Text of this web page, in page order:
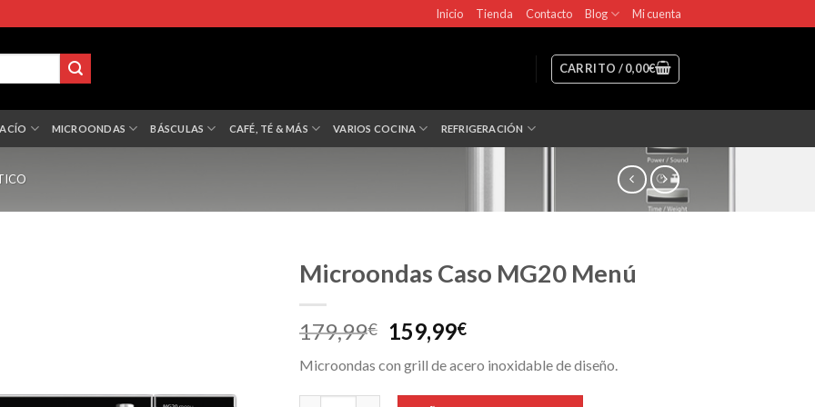
Inicio Tienda Contacto Blog Mi cuenta
CARRITO /0,00€
MICROONDAS BÁSCULAS CAFÉ, TÉ & MÁS VARIOS COCINA REFRIGERACIÓN
Microondas Caso MG20 Menú
179,99€
El
precio
original
era:
159,99€El
actual
es:
Microondas con grill de acero inoxidable de diseño.